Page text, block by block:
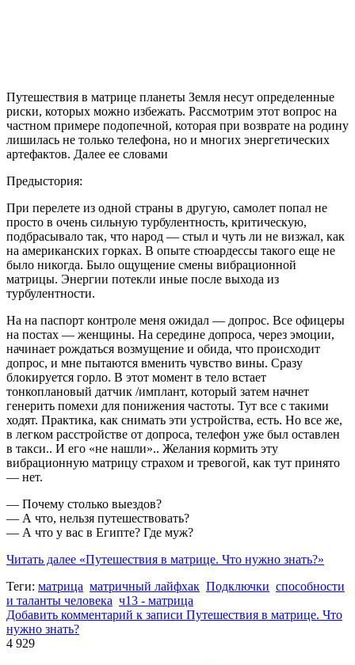
Путешествия в матрице планеты Земля несут определенные
риски, которых можно избежать. Рассмотрим этот вопрос на
частном примере подопечной, которая при возврате на родину
лишилась не только телефона, но и многих энергетических
артефактов. Далее ее словами
Предыстория:
При перелете из одной страны в другую, самолет попал не
просто в очень сильную турбулентность, критическую,
подбрасывало так, что народ — стыл и чуть ли не визжал, как
на американских горках. В опыте стюардессы такого еще не
было никогда. Было ощущение смены вибрационной
матрицы. Энергии потекли иные после выхода из
турбулентности.
На на паспорт контроле меня ожидал — допрос. Все офицеры
на постах — женщины. На середине допроса, через эмоции,
начинает рождаться возмущение и обида, что происходит
допрос, и мне пытаются вменить чувство вины. Сразу
блокируется горло. В этот момент в тело встает
тонкоплановый датчик /имплант, который затем начнет
генерить помехи для понижения частоты. Тут все с такими
ходят. Практика, как снимать эти устройства, есть. Но все же,
в легком расстройстве от допроса, телефон уже был оставлен
в такси.. И его «не нашли».. Желания кормить эту
вибрационную матрицу страхом и тревогой, как тут принято
— нет.
— Почему столько выездов?
— А что, нельзя путешествовать?
— А что у вас в Египте? Где муж?
Читать далее «Путешествия в матрице. Что нужно знать?»
Теги: матрица матричный лайфхак Подключки способности
и таланты человека ч13 - матрица
Добавить комментарий к записи Путешествия в матрице. Что
нужно знать?
4 929